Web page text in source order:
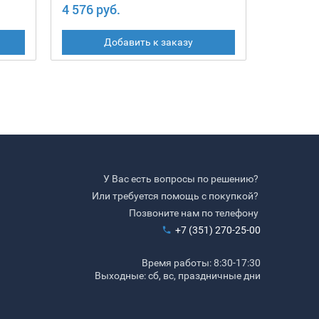
4 576 руб.
Добавить к заказу
У Вас есть вопросы по решению?
Или требуется помощь с покупкой?
Позвоните нам по телефону
+7 (351) 270-25-00
Время работы: 8:30-17:30
Выходные: сб, вс, праздничные дни